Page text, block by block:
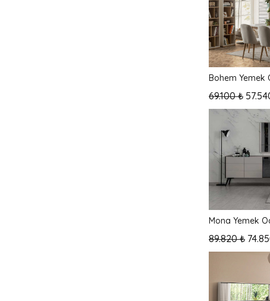
Bohem Yemek
69.100 ₺
Mona Yemek
89.820 ₺